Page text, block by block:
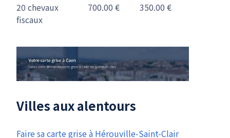
20 chevaux
fiscaux
700.00 € 350.00 €
Villes aux alentours
Faire sa carte grise à Hérouville-Saint-Clair